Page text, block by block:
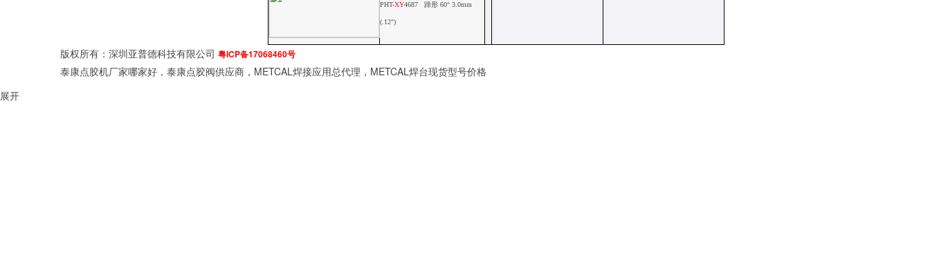
PHT-XY4687 蹄形 60° 3.0mm
(.12")
版权所有：深圳亚普德科技有限公司 粤ICP备17068460号
泰康点胶机厂家哪家好，泰康点胶阀供应商，METCAL焊接应用总代理，METCAL焊台现货型号价格
展开